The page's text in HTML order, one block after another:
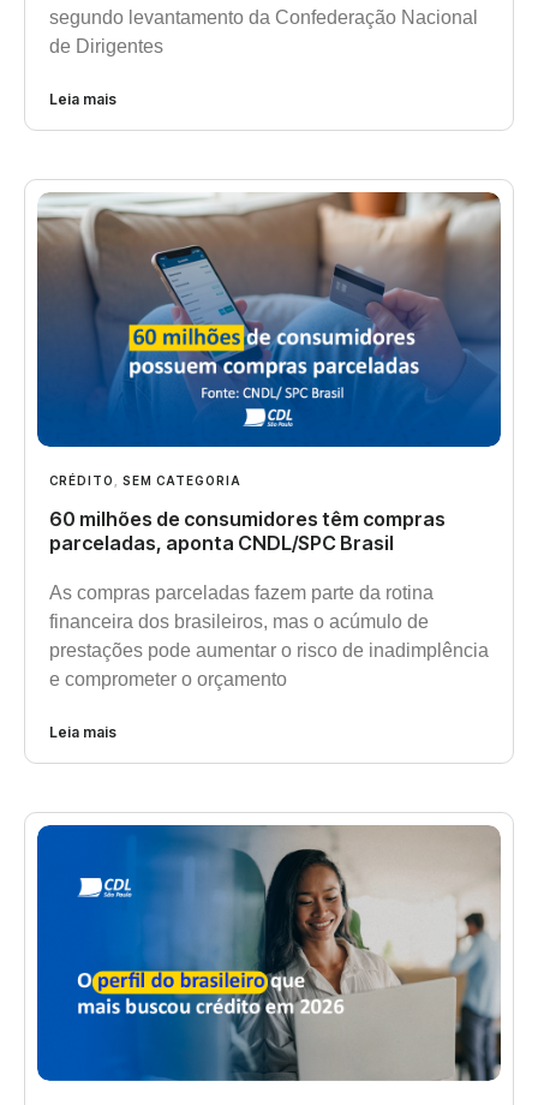
segundo levantamento da Confederação Nacional
de Dirigentes
Leia mais
CRÉDITO SEM CATEGORIA
60 milhões de consumidores têm compras
parceladas, aponta CNDL/SPC Brasil
As compras parceladas fazem parte da rotina
financeira dos brasileiros, mas o acúmulo de
prestações pode aumentar o risco de inadimplência
e comprometer o orçamento
Leia mais